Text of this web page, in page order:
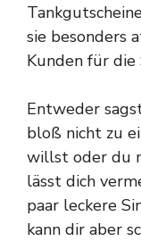
sie besonders
Kunden für die
Entweder
bloß nicht zu
willst oder du
lässt dich
paar leckere
kann dir aber